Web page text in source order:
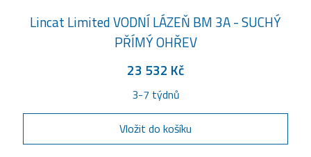
Lincat Limited VODNÍ LÁZEŇ BM 3A - SUCHÝ
PŘÍMÝ OHŘEV
23 532 Kč
3-7 týdnů
Vložit do košíku